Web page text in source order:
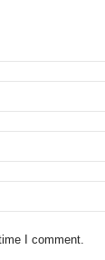
I comment.